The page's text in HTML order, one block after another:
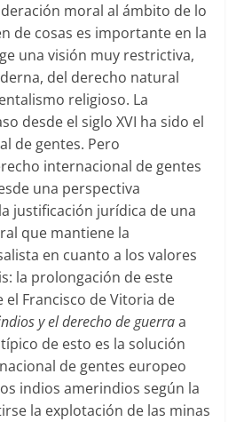
moral al ámbito de lo
de cosas es importante en la
una visión muy restrictiva,
del derecho natural
religioso. La
desde el siglo XVI ha sido el
de gentes. Pero
internacional de gentes
una perspectiva
justificación jurídica de una
que mantiene la
en cuanto a los valores
la prolongación de este
Francisco de Vitoria de
y el derecho de guerraa
de esto es la solución
de gentes europeo
indios amerindios según la
la explotación de las minas